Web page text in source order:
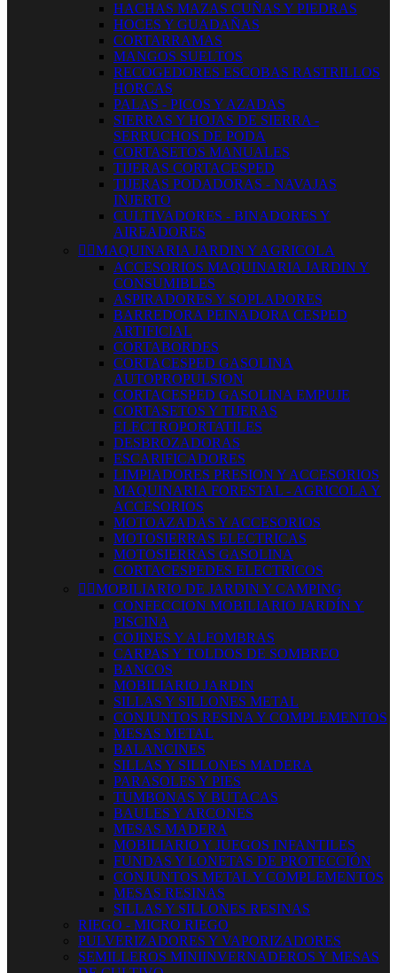
HACHAS MAZAS CUÑAS Y PIEDRAS
HOCES Y GUADAÑAS
CORTARRAMAS
MANGOS SUELTOS
RECOGEDORES ESCOBAS RASTRILLOS
HORCAS
PALAS - PICOS Y AZADAS
SIERRAS Y HOJAS DE SIERRA -
SERRUCHOS DE PODA
CORTASETOS MANUALES
TIJERAS CORTACESPED
TIJERAS PODADORAS - NAVAJAS
INJERTO
CULTIVADORES - BINADORES Y
AIREADORES
 MAQUINARIA JARDIN Y AGRICOLA
ACCESORIOS MAQUINARIA JARDIN Y
CONSUMIBLES
ASPIRADORES Y SOPLADORES
BARREDORA PEINADORA CESPED
ARTIFICIAL
CORTABORDES
CORTACESPED GASOLINA
AUTOPROPULSION
CORTACESPED GASOLINA EMPUJE
CORTASETOS Y TIJERAS
ELECTROPORTATILES
DESBROZADORAS
ESCARIFICADORES
LIMPIADORES PRESION Y ACCESORIOS
MAQUINARIA FORESTAL - AGRICOLA Y
ACCESORIOS
MOTOAZADAS Y ACCESORIOS
MOTOSIERRAS ELECTRICAS
MOTOSIERRAS GASOLINA
CORTACESPEDES ELECTRICOS
 MOBILIARIO DE JARDIN Y CAMPING
CONFECCION MOBILIARIO JARDÍN Y
PISCINA
COJINES Y ALFOMBRAS
CARPAS Y TOLDOS DE SOMBREO
BANCOS
MOBILIARIO JARDIN
SILLAS Y SILLONES METAL
CONJUNTOS RESINA Y COMPLEMENTOS
MESAS METAL
BALANCINES
SILLAS Y SILLONES MADERA
PARASOLES Y PIES
TUMBONAS Y BUTACAS
BAULES Y ARCONES
MESAS MADERA
MOBILIARIO Y JUEGOS INFANTILES
FUNDAS Y LONETAS DE PROTECCIÓN
CONJUNTOS METAL Y COMPLEMENTOS
MESAS RESINAS
SILLAS Y SILLONES RESINAS
RIEGO - MICRO RIEGO
PULVERIZADORES Y VAPORIZADORES
SEMILLEROS MINIINVERNADEROS Y MESAS